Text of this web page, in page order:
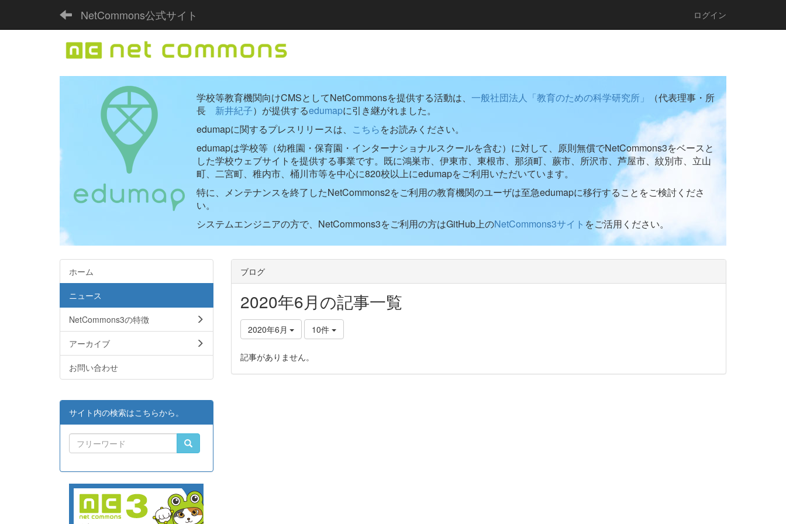
NetCommons公式サイト ログイン
学校等教育機関向けCMSとしてNetCommonsを提供する活動は、 一般社団法人「教育のための科学研究所」
（代表理事・所
長 新井紀子）が提供するedumapに引き継がれました。
edumapに関するプレスリリースは、 こちらをお読みください。
edumapは学校等（幼稚園・保育園・インターナショナルスクールを含む）に対して、原則無償でNetCommons3をベースと
した学校ウェブサイトを提供する事業です。既に鴻巣市、伊東市、東根市、那須町、蕨市、所沢市、芦屋市、紋別市、立山
町、二宮町、稚内市、桶川市等を中心に820校以上にedumapをご利用いただいています。
特に、メンテナンスを終了したNetCommons2をご利用の教育機関のユーザは至急edumapに移行することをご検討くださ
い。
システムエンジニアの方で、NetCommons3をご利用の方はGitHub上のNetCommons3サイト をご活用ください。
ブログ
2020年6月の記事一覧
2020年6月 10件
記事がありません。
ホーム
ニュース
NetCommons3の特徴
アーカイブ
お問い合わせ
サイト内の検索はこちらから。